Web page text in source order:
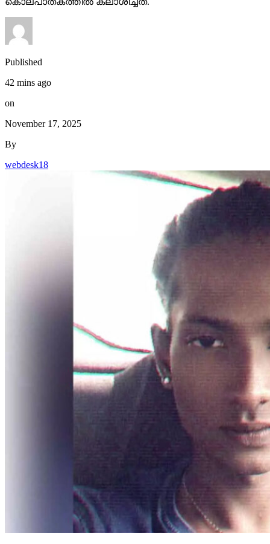
Published
42 mins ago
on
November 17, 2025
By
webdesk18